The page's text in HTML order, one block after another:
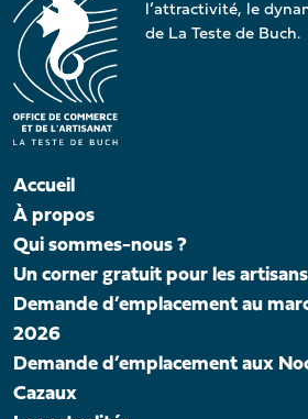
l’attractivité, le
de La Teste de Buch.
Accueil
À propos
Qui sommes-nous ?
Un corner gratuit pour les
Demande d’emplacement au
2026
Demande d’emplacement aux
Cazaux